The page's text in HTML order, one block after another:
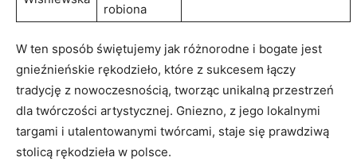
robiona
W ten sposób świętujemy ⁣jak różnorodne i bogate jest
gnieźnieńskie rękodzieło, które z sukcesem ​łączy‌
tradycję z⁣ nowoczesnością, ​tworząc unikalną przestrzeń
dla twórczości artystycznej.⁣ Gniezno, z jego lokalnymi
targami ⁣i ⁤utalentowanymi twórcami, staje ‍się ‍prawdziwą
‌stolicą rękodzieła⁣ w polsce.